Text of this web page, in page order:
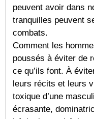
peuvent avoir dans
tranquilles peuvent
combats.
Comment les
poussés à éviter de
ce qu’ils font. À
leurs récits et leurs
toxique d’une
écrasante,